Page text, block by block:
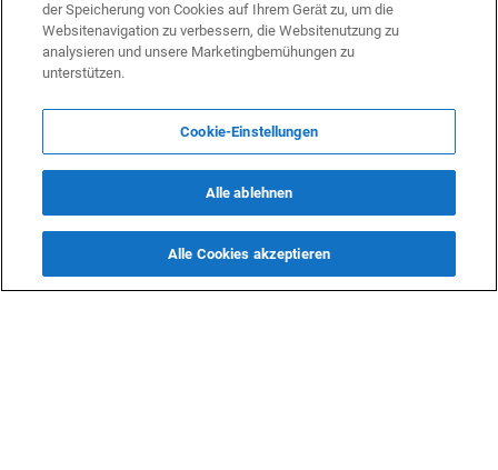
KONTAKTE
der Speicherung von Cookies auf Ihrem Gerät zu, um die
Websitenavigation zu verbessern, die Websitenutzung zu
analysieren und unsere Marketingbemühungen zu
unterstützen.
Cookie-Einstellungen
Alle ablehnen
Alle Cookies akzeptieren